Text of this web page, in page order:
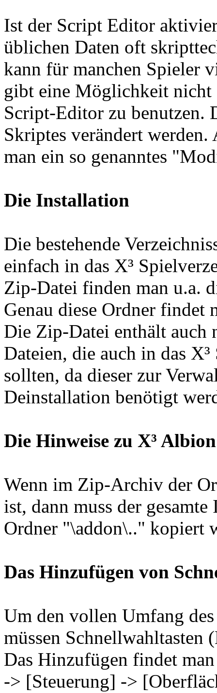
Ist der Script Editor
üblichen Daten oft
kann für manchen Spieler
gibt eine Möglichkeit nicht
Script-Editor zu benutzen.
Skriptes verändert
man ein so genanntes
Die Installation
Die bestehende
einfach in das X³
Zip-Datei finden man u.a.
Genau diese Ordner findet
Die Zip-Datei enthält auch
Dateien, die auch in das
sollten, da dieser zur
Deinstallation benötigt
Die Hinweise zu X³
Wenn im Zip-Archiv der
ist, dann muss der
Ordner "\addon\.." kopiert
Das Hinzufügen von
Um den vollen Umfang
müssen Schnellwahltasten
Das Hinzufügen findet
-> [Steuerung] ->